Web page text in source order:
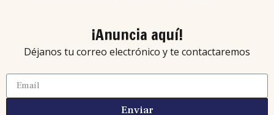
¡Anuncia aquí!
Déjanos tu correo electrónico y te contactaremos
Enviar